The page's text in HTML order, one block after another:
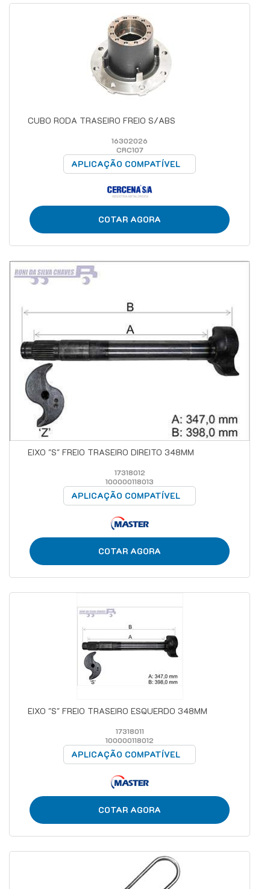
CUBO RODA TRASEIRO FREIO S/ABS
16302026
CRC107
APLICAÇÃO COMPATÍVEL
COTAR AGORA
EIXO "S" FREIO TRASEIRO DIREITO 348MM
17318012
100000118013
APLICAÇÃO COMPATÍVEL
COTAR AGORA
EIXO "S" FREIO TRASEIRO ESQUERDO 348MM
17318011
100000118012
APLICAÇÃO COMPATÍVEL
COTAR AGORA